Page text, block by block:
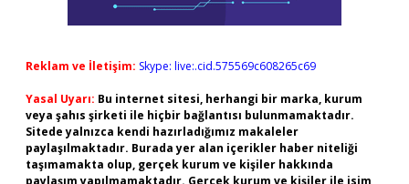
Reklam ve İletişim: Skype: live:.cid.575569c608265c69
Yasal Uyarı: Bu internet sitesi, herhangi bir marka, kurum
veya şahıs şirketi ile hiçbir bağlantısı bulunmamaktadır.
Sitede yalnızca kendi hazırladığımız makaleler
paylaşılmaktadır. Burada yer alan içerikler haber niteliği
taşımamakta olup, gerçek kurum ve kişiler hakkında
paylaşım yapılmamaktadır. Gerçek kurum ve kişiler ile isim